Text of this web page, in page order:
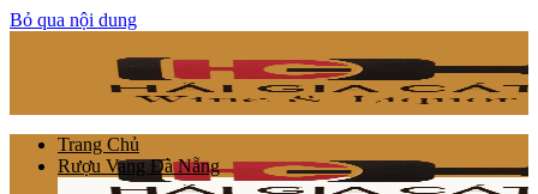
Bỏ qua nội dung
Trang Chủ
Rượu Vang Đà Nẵng